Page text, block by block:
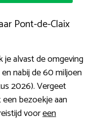
Pont-de-Claix
alvast de omgeving
nabij de 60 miljoen
2026). Vergeet
bezoekje aan
vooreen